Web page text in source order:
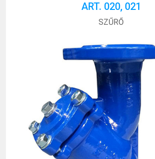
ART. 020, 021
SZŰRŐ